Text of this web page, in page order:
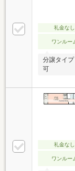
礼金なし
ワンルー
分譲タイ
可
礼金なし
ワンルー